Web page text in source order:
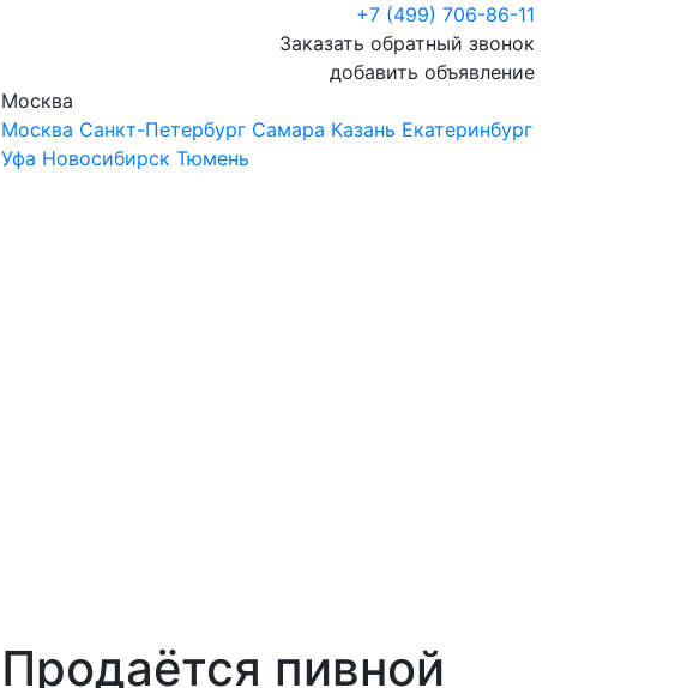
+7 (499) 706-86-11
Заказать обратный звонок
добавить объявление
Москва
Москва Санкт-Петербург Самара Казань Екатеринбург
Уфа Новосибирск Тюмень
Продаётся пивной